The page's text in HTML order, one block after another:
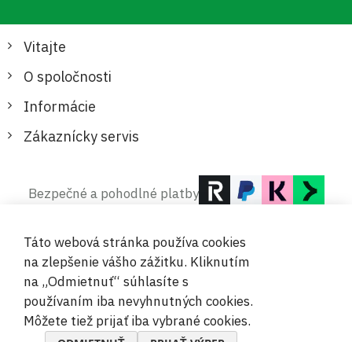
Vitajte
O spoločnosti
Informácie
Zákaznícky servis
Bezpečné a pohodlné platby
© 2019-2026 Megamix s.r.o.
Táto webová stránka používa cookies
na zlepšenie vášho zážitku. Kliknutím
na „Odmietnuť“ súhlasíte s
používaním iba nevyhnutných cookies.
Môžete tiež prijať iba vybrané cookies.